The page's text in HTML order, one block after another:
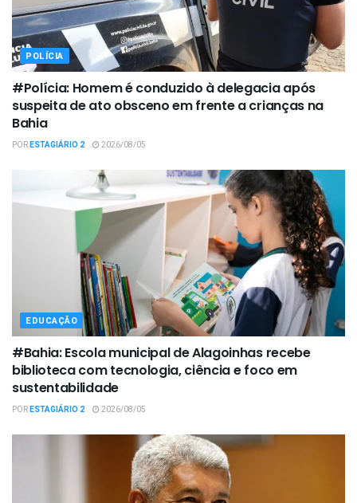
POLÍCIA
#Polícia: Homem é conduzido à delegacia após
suspeita de ato obsceno em frente a crianças na
Bahia
PORESTAGIÁRIO 2 2026/08/05
EDUCAÇÃO
#Bahia: Escola municipal de Alagoinhas recebe
biblioteca com tecnologia, ciência e foco em
sustentabilidade
PORESTAGIÁRIO 2 2026/08/05